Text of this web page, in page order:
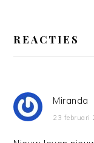
REACTIES
Miranda
23 februari